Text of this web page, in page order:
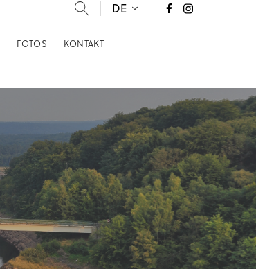
FOTOS KONTAKT
DE